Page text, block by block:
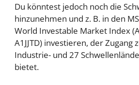
Du könntest jedoch noch die
hinzunehmen und z. B. in den
World Investable Market Index
A1JJTD) investieren, der Zugang
Industrie- und 27
bietet.